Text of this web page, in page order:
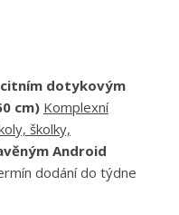
dotykovým
cm) Komplexní
školky,
Android
dodání do týdne